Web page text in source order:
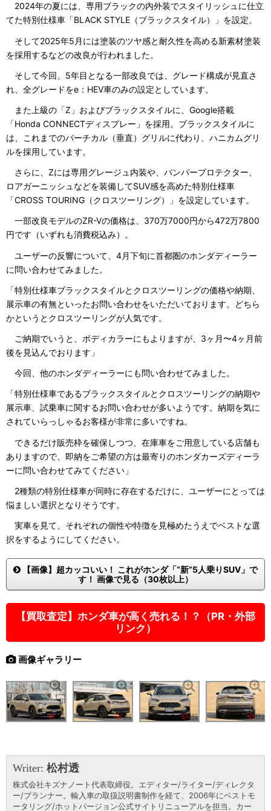
2024年の夏には、専用ブラックの内外装でスタイリッシュに仕立
てた特別仕様車「BLACK STYLE（ブラックスタイル）」を設定。
そして2025年5月には塗装のツヤ感と耐久性を高める新素材塗装
を採用するなどの改良が行われました。
そして今回、5年目となる一部改良では、グレード構成が見直さ
れ、全グレードをe：HEV車のみの設定としています。
また上級の「Z」およびブラックスタイルに、Google搭載
「Honda CONNECTディスプレー」を採用。ブラックスタイルに
は、これまでのバーチカル（垂直）グリルに代わり、ハニカムグリ
ルを採用しています。
さらに、Zには専用グレージュ内装や、バンパープロテクター、
ロアガーニッシュなどを装備してSUV感を高めた特別仕様車
「CROSS TOURING（クロスツーリング）」を設定しています。
一部改良モデルのZR-Vの価格は、370万7000円から472万7800
円です（いずれも消費税込み）。
ユーザーの反響について、4月下旬に首都圏のホンダディーラー
に問い合わせてみました。
「特別仕様車ブラックスタイルとクロスツーリングの価格や納期、
展示車の有無といったお問い合わせをいただいております。どちら
かというとクロスツーリングが人気です。
ご納期でいうと、ボディカラーにもよりますが、3ヶ月〜4ヶ月前
後を見込んでおります」
今回、他のホンダディーラーにも問い合わせてみました。
「特別仕様車であるブラックスタイルとクロスツーリングの納期や
展示車、試乗車に関するお問い合わせが多いようです。納期を気に
されていらっしゃるお客様が非常に多いですね。
できるだけ販売枠を確保しつつ、在庫車をご用意している店舗も
ありますので、即納をご希望の方は最寄りのホンダカーズディーラ
ーに問い合わせてみてください」
2種類の特別仕様車が同時に存在するだけに、ユーザーにとっては
悩ましい選択となりそうです。
実車を見て、それぞれの個性や特徴を見極めたうえでベストな選
択をするようにしてください。
【画像】超カッコいい！ これがホンダ「“新”5人乗りSUV」で
す！ 画像で見る（30枚以上）
【買取査定】ホンダ車が高く売れる！？（PR・外部
リンク）
画像ギャラリー
Writer: 松村透
株式会社キズナノート代表取締役。エディター/ライター/ディレクタ
ー/プランナー。輸入車の取扱説明書制作を経て、2006年にベストモ
ータリング/ホットバージョン公式サイトリニューアルを担当。カー